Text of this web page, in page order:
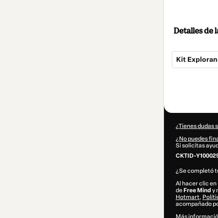
Detalles de
Kit
¿Tienes dudas
¿No puedes
Si solicitas
CKTID-
¿Se completó
Al hacer clic
de Free Mind y
Hotmart,
acompañado